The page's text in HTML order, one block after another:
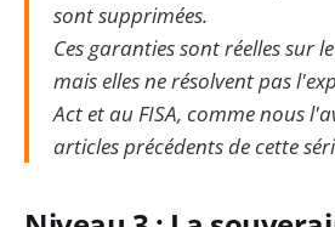
sont supprimées.
Ces garanties sont réelles sur
mais elles ne résolvent pas
Act et au FISA, comme nous
articles précédents de cette